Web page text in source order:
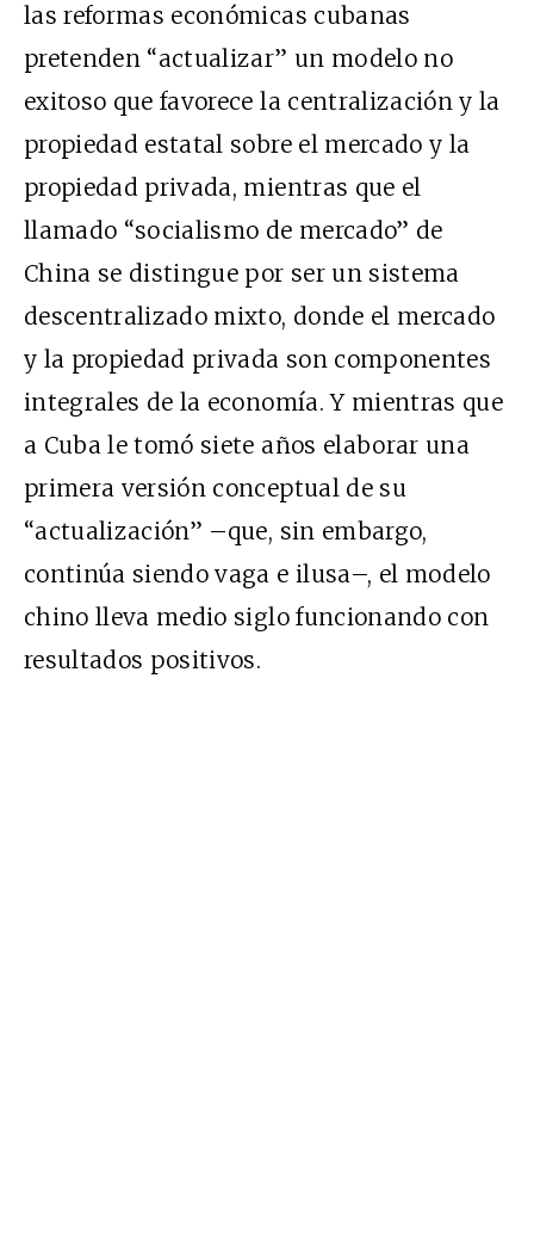
las reformas económicas cubanas
pretenden “actualizar” un modelo no
exitoso que favorece la centralización y la
propiedad estatal sobre el mercado y la
propiedad privada, mientras que el
llamado “socialismo de mercado” de
China se distingue por ser un sistema
descentralizado mixto, donde el mercado
y la propiedad privada son componentes
integrales de la economía. Y mientras que
a Cuba le tomó siete años elaborar una
primera versión conceptual de su
“actualización” –que, sin embargo,
continúa siendo vaga e ilusa–, el modelo
chino lleva medio siglo funcionando con
resultados positivos.